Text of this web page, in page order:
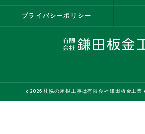
プライバシーポリシー
c 2026 札幌の屋根工事は有限会社鎌田板金工業